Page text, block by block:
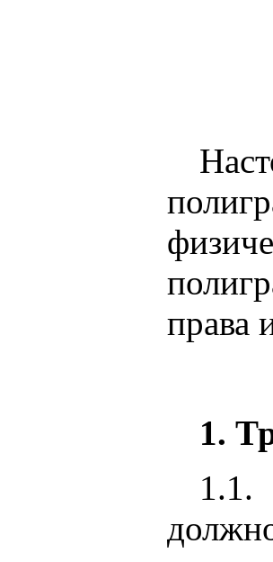
права
1.
1.1.